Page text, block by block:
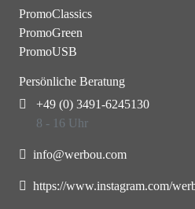
PromoClassics
PromoGreen
PromoUSB
Persönliche Beratung
+49 (0) 3491-6245130
8 - 16 Uhr
info@werbou.com
https://www.instagram.com/